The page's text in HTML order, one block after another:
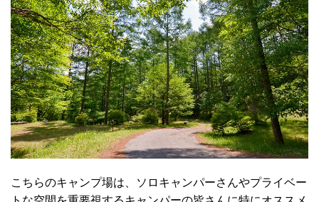
こちらのキャンプ場は、ソロキャンパーさんやプライベー